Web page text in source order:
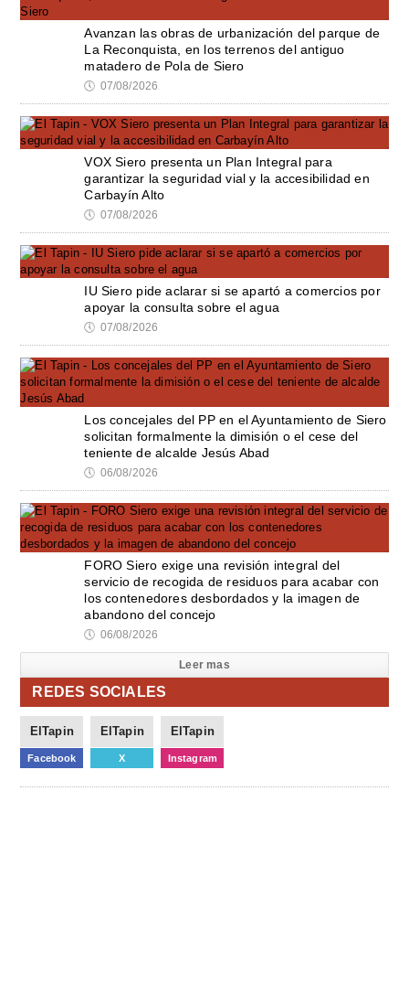
Avanzan las obras de urbanización del parque de
La Reconquista, en los terrenos del antiguo
matadero de Pola de Siero
🕔 07/08/2026
VOX Siero presenta un Plan Integral para
garantizar la seguridad vial y la accesibilidad en
Carbayín Alto
🕔 07/08/2026
IU Siero pide aclarar si se apartó a comercios por
apoyar la consulta sobre el agua
🕔 07/08/2026
Los concejales del PP en el Ayuntamiento de Siero
solicitan formalmente la dimisión o el cese del
teniente de alcalde Jesús Abad
🕔 06/08/2026
FORO Siero exige una revisión integral del
servicio de recogida de residuos para acabar con
los contenedores desbordados y la imagen de
abandono del concejo
🕔 06/08/2026
Leer mas
REDES SOCIALES
ElTapin
Facebook
ElTapin
X
ElTapin
Instagram